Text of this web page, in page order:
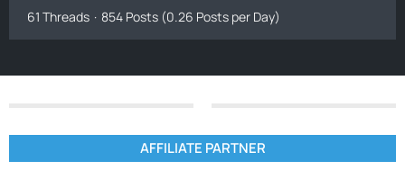
61 Threads 854 Posts (0.26 Posts per Day)
AFFILIATE PARTNER